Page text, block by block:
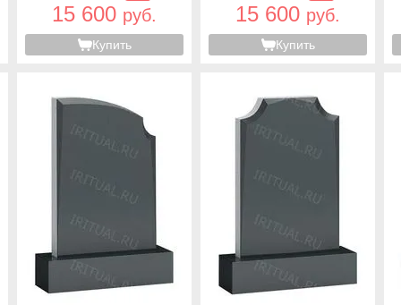
15 600 руб.
Купить
15 600 руб.
Купить